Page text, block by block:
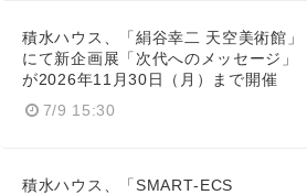
積水ハウス、「絹谷幸二 天空美術館」
にて新企画展「次代へのメッセージ」
が2026年11月30日（月）まで開催
7/9 15:30
積水ハウス、「SMART‑ECS